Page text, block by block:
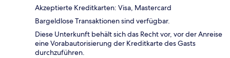
Akzeptierte Kreditkarten: Visa, Mastercard
Bargeldlose Transaktionen sind verfügbar.
Diese Unterkunft behält sich das Recht vor, vor der Anreise
eine Vorabautorisierung der Kreditkarte des Gasts
durchzuführen.